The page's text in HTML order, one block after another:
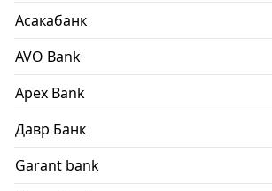
Асакабанк
AVO Bank
Apex Bank
Давр Банк
Garant bank